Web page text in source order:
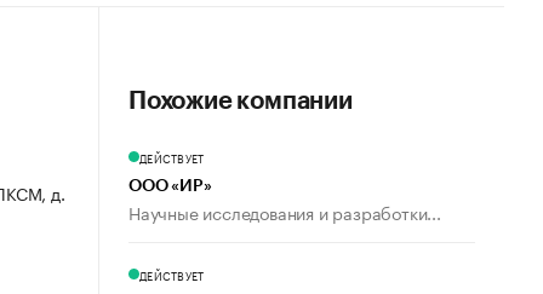
д.
Похожие компании
ДЕЙСТВУЕТ
ООО «ИР»
Научные исследования и разработки...
ДЕЙСТВУЕТ